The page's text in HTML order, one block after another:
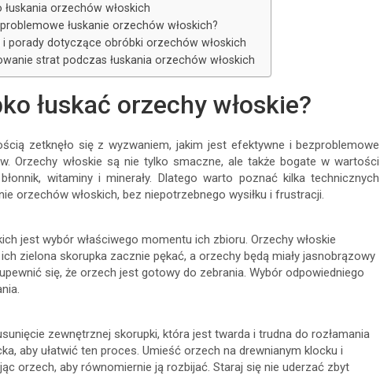
orzechów włoskich
łuskanie orzechów włoskich?
porady dotyczące obróbki orzechów włoskich
strat podczas łuskania orzechów włoskich
łuskać orzechy włoskie?
zetknęło się z wyzwaniem, jakim jest efektywne i bezproblemowe
Orzechy włoskie są nie tylko smaczne, ale także bogate w wartości
witaminy i minerały. Dlatego warto poznać kilka technicznych
orzechów włoskich, bez niepotrzebnego wysiłku i frustracji.
jest wybór właściwego momentu ich zbioru. Orzechy włoskie
zielona skorupka zacznie pękać, a orzechy będą miały jasnobrązowy
się, że orzech jest gotowy do zebrania. Wybór odpowiedniego
zewnętrznej skorupki, która jest twarda i trudna do rozłamania
aby ułatwić ten proces. Umieść orzech na drewnianym klocku i
orzech, aby równomiernie ją rozbijać. Staraj się nie uderzać zbyt